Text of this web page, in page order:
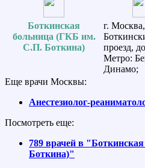
Боткинская
больница (ГКБ им.
С.П. Боткина)
г.
проезд,
Метро:
Динамо;
Еще врачи Москвы:
Анестезиолог-
Посмотреть еще:
789 врачей в
Боткина)"